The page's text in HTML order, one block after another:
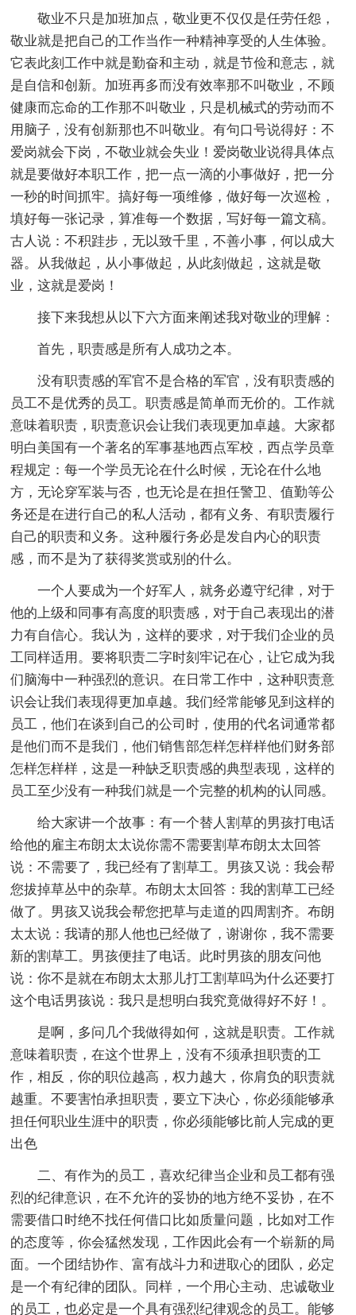
敬业不只是加班加点，敬业更不仅仅是任劳任怨，
敬业就是把自己的工作当作一种精神享受的人生体验。
它表此刻工作中就是勤奋和主动，就是节俭和意志，就
是自信和创新。加班再多而没有效率那不叫敬业，不顾
健康而忘命的工作那不叫敬业，只是机械式的劳动而不
用脑子，没有创新那也不叫敬业。有句口号说得好：不
爱岗就会下岗，不敬业就会失业！爱岗敬业说得具体点
就是要做好本职工作，把一点一滴的小事做好，把一分
一秒的时间抓牢。搞好每一项维修，做好每一次巡检，
填好每一张记录，算准每一个数据，写好每一篇文稿。
古人说：不积跬步，无以致千里，不善小事，何以成大
器。从我做起，从小事做起，从此刻做起，这就是敬
业，这就是爱岗！
接下来我想从以下六方面来阐述我对敬业的理解：
首先，职责感是所有人成功之本。
没有职责感的军官不是合格的军官，没有职责感的
员工不是优秀的员工。职责感是简单而无价的。工作就
意味着职责，职责意识会让我们表现更加卓越。大家都
明白美国有一个著名的军事基地西点军校，西点学员章
程规定：每一个学员无论在什么时候，无论在什么地
方，无论穿军装与否，也无论是在担任警卫、值勤等公
务还是在进行自己的私人活动，都有义务、有职责履行
自己的职责和义务。这种履行务必是发自内心的职责
感，而不是为了获得奖赏或别的什么。
一个人要成为一个好军人，就务必遵守纪律，对于
他的上级和同事有高度的职责感，对于自己表现出的潜
力有自信心。我认为，这样的要求，对于我们企业的员
工同样适用。要将职责二字时刻牢记在心，让它成为我
们脑海中一种强烈的意识。在日常工作中，这种职责意
识会让我们表现得更加卓越。我们经常能够见到这样的
员工，他们在谈到自己的公司时，使用的代名词通常都
是他们而不是我们，他们销售部怎样怎样样他们财务部
怎样怎样样，这是一种缺乏职责感的典型表现，这样的
员工至少没有一种我们就是一个完整的机构的认同感。
给大家讲一个故事：有一个替人割草的男孩打电话
给他的雇主布朗太太说你需不需要割草布朗太太回答
说：不需要了，我已经有了割草工。男孩又说：我会帮
您拔掉草丛中的杂草。布朗太太回答：我的割草工已经
做了。男孩又说我会帮您把草与走道的四周割齐。布朗
太太说：我请的那人他也已经做了，谢谢你，我不需要
新的割草工。男孩便挂了电话。此时男孩的朋友问他
说：你不是就在布朗太太那儿打工割草吗为什么还要打
这个电话男孩说：我只是想明白我究竟做得好不好！。
是啊，多问几个我做得如何，这就是职责。工作就
意味着职责，在这个世界上，没有不须承担职责的工
作，相反，你的职位越高，权力越大，你肩负的职责就
越重。不要害怕承担职责，要立下决心，你必须能够承
担任何职业生涯中的职责，你必须能够比前人完成的更
出色
二、有作为的员工，喜欢纪律当企业和员工都有强
烈的纪律意识，在不允许的妥协的地方绝不妥协，在不
需要借口时绝不找任何借口比如质量问题，比如对工作
的态度等，你会猛然发现，工作因此会有一个崭新的局
面。一个团结协作、富有战斗力和进取心的团队，必定
是一个有纪律的团队。同样，一个用心主动、忠诚敬业
的员工，也必定是一个具有强烈纪律观念的员工。能够